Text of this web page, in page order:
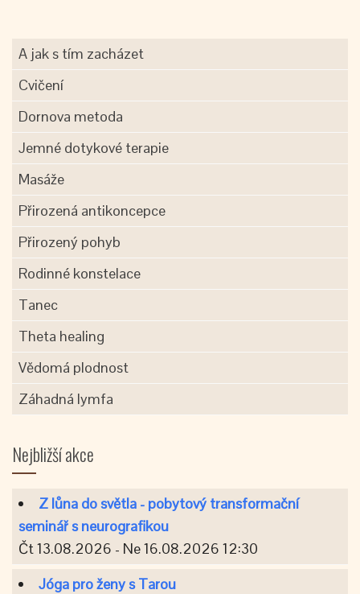
A jak s tím zacházet
Cvičení
Dornova metoda
Jemné dotykové terapie
Masáže
Přirozená antikoncepce
Přirozený pohyb
Rodinné konstelace
Tanec
Theta healing
Vědomá plodnost
Záhadná lymfa
Nejbližší akce
Z lůna do světla - pobytový transformační
seminář s neurografikou
Čt 13.08.2026 - Ne 16.08.2026 12:30
Jóga pro ženy s Tarou